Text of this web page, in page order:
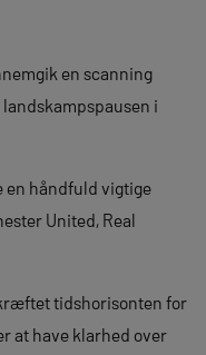
en scanning
i
en håndfuld vigtige
United, Real
tidshorisonten for
at have klarhed over